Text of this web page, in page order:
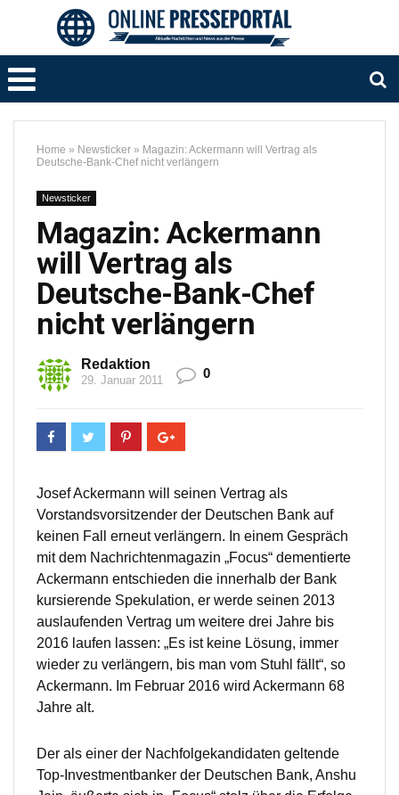
Home » Newsticker » Magazin: Ackermann will Vertrag als
Deutsche-Bank-Chef nicht verlängern
Newsticker
Magazin: Ackermann
will Vertrag als
Deutsche-Bank-Chef
nicht verlängern
Redaktion
29. Januar 2011 0
Josef Ackermann will seinen Vertrag als
Vorstandsvorsitzender der Deutschen Bank auf
keinen Fall erneut verlängern. In einem Gespräch
mit dem Nachrichtenmagazin „Focus“ dementierte
Ackermann entschieden die innerhalb der Bank
kursierende Spekulation, er werde seinen 2013
auslaufenden Vertrag um weitere drei Jahre bis
2016 laufen lassen: „Es ist keine Lösung, immer
wieder zu verlängern, bis man vom Stuhl fällt“, so
Ackermann. Im Februar 2016 wird Ackermann 68
Jahre alt.
Der als einer der Nachfolgekandidaten geltende
Top-Investmentbanker der Deutschen Bank, Anshu